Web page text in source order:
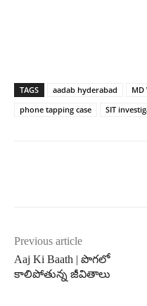
TAGS aadab hyderabad
MD
phone tapping case
SIT
Previous article
Aaj Ki Baath | పొగలో
కాలిపోతున్న జీవితాలు